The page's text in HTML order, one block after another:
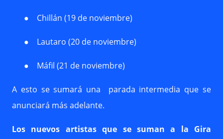
● Chillán (19 de noviembre)
● Lautaro (20 de noviembre)
● Máfil (21 de noviembre)
A esto se sumará una
parada intermedia que se
anunciará más adelante.
Los nuevos artistas que se suman a la Gira